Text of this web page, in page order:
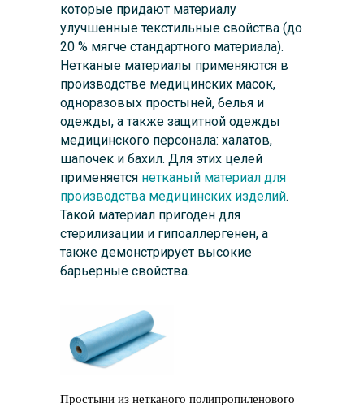
которые придают материалу
улучшенные текстильные свойства (до
20 % мягче стандартного материала).
Нетканые материалы применяются в
производстве медицинских масок,
одноразовых простыней, белья и
одежды, а также защитной одежды
медицинского персонала: халатов,
шапочек и бахил. Для этих целей
применяется нетканый материал для
производства медицинских изделий.
Такой материал пригоден для
стерилизации и гипоаллергенен, а
также демонстрирует высокие
барьерные свойства.
Простыни из нетканого полипропиленового